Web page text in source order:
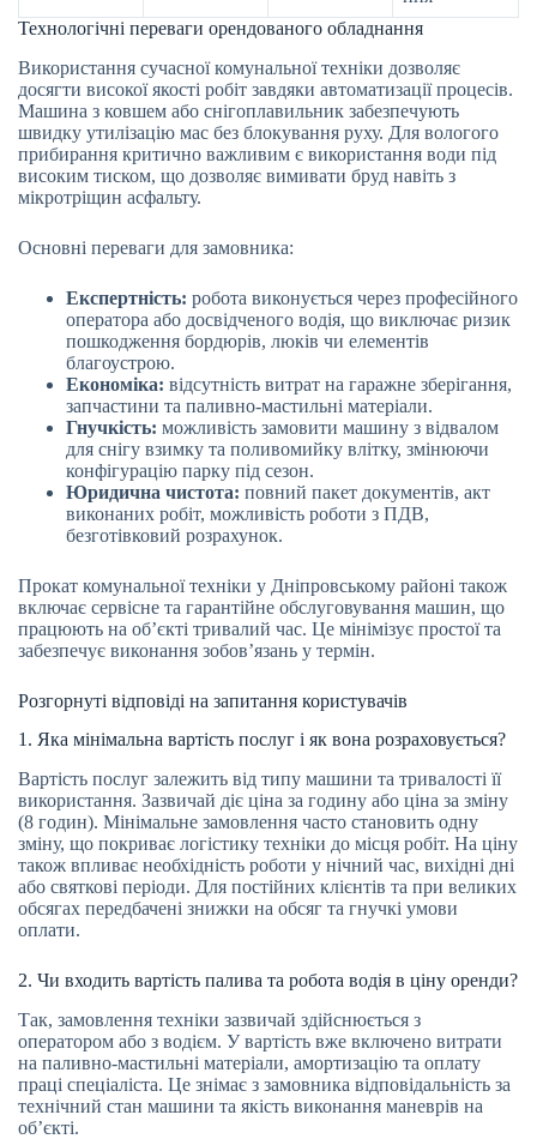
Технологічні переваги орендованого обладнання
Використання сучасної комунальної техніки дозволяє
досягти високої якості робіт завдяки автоматизації процесів.
Машина з ковшем або снігоплавильник забезпечують
швидку утилізацію мас без блокування руху. Для вологого
прибирання критично важливим є використання води під
високим тиском, що дозволяє вимивати бруд навіть з
мікротріщин асфальту.
Основні переваги для замовника:
Експертність: робота виконується через професійного
оператора або досвідченого водія, що виключає ризик
пошкодження бордюрів, люків чи елементів
благоустрою.
Економіка: відсутність витрат на гаражне зберігання,
запчастини та паливно-мастильні матеріали.
Гнучкість: можливість замовити машину з відвалом
для снігу взимку та поливомийку влітку, змінюючи
конфігурацію парку під сезон.
Юридична чистота: повний пакет документів, акт
виконаних робіт, можливість роботи з ПДВ,
безготівковий розрахунок.
Прокат комунальної техніки у Дніпровському районі також
включає сервісне та гарантійне обслуговування машин, що
працюють на об’єкті тривалий час. Це мінімізує простої та
забезпечує виконання зобов’язань у термін.
Розгорнуті відповіді на запитання користувачів
1. Яка мінімальна вартість послуг і як вона розраховується?
Вартість послуг залежить від типу машини та тривалості її
використання. Зазвичай діє ціна за годину або ціна за зміну
(8 годин). Мінімальне замовлення часто становить одну
зміну, що покриває логістику техніки до місця робіт. На ціну
також впливає необхідність роботи у нічний час, вихідні дні
або святкові періоди. Для постійних клієнтів та при великих
обсягах передбачені знижки на обсяг та гнучкі умови
оплати.
2. Чи входить вартість палива та робота водія в ціну оренди?
Так, замовлення техніки зазвичай здійснюється з
оператором або з водієм. У вартість вже включено витрати
на паливно-мастильні матеріали, амортизацію та оплату
праці спеціаліста. Це знімає з замовника відповідальність за
технічний стан машини та якість виконання маневрів на
об’єкті.